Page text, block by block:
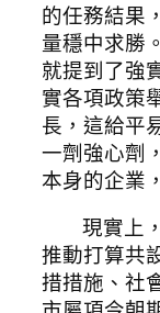
的任務結果
量穩中求勝
就提到了強
實各項政策
長，這給平
一劑強心劑
本身的企業
現實上
推動打算共
措措施、社